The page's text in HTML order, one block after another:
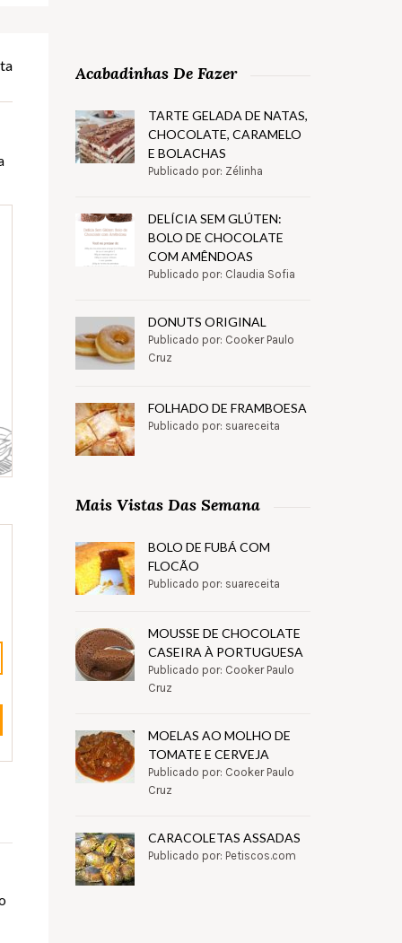
Acabadinhas De Fazer
TARTE GELADA DE NATAS,
CHOCOLATE, CARAMELO
E BOLACHAS
Publicado por: Zélinha
DELÍCIA SEM GLÚTEN:
BOLO DE CHOCOLATE
COM AMÊNDOAS
Publicado por: Claudia Sofia
DONUTS ORIGINAL
Publicado por: Cooker Paulo
Cruz
FOLHADO DE FRAMBOESA
Publicado por: suareceita
Mais Vistas Das Semana
BOLO DE FUBÁ COM
FLOCÃO
Publicado por: suareceita
MOUSSE DE CHOCOLATE
CASEIRA À PORTUGUESA
Publicado por: Cooker Paulo
Cruz
MOELAS AO MOLHO DE
TOMATE E CERVEJA
Publicado por: Cooker Paulo
Cruz
CARACOLETAS ASSADAS
Publicado por: Petiscos.com